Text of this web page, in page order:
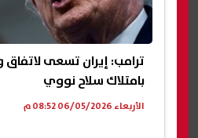
ترامب: إيران تسعى
بامتلاك سلاح نووي
الأربعاء 06/05/2026 08:52 م